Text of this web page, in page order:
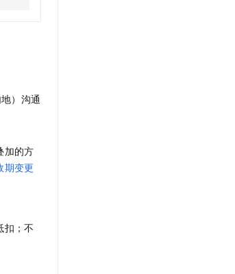
） 沟通
加的方
期变更
扣；不